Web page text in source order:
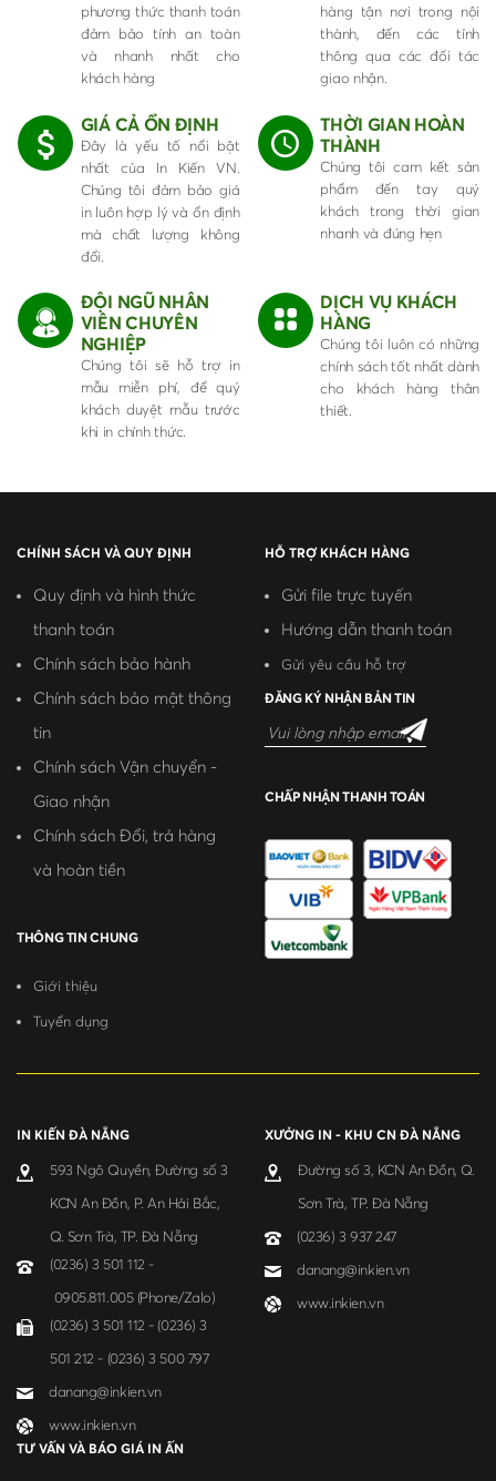
phương thức thanh toán
đảm bảo tính an toàn
và nhanh nhất cho
khách hàng
hàng tận nơi trong nội
thành, đến các tỉnh
thông qua các đối tác
giao nhận.
GIÁ CẢ ỔN ĐỊNH
Đây là yếu tố nổi bật
nhất của In Kiến VN.
Chúng tôi đảm bảo giá
in luôn hợp lý và ổn định
mà chất lượng không
đổi.
THỜI GIAN HOÀN
THÀNH
Chúng tôi cam kết sản
phẩm đến tay quý
khách trong thời gian
nhanh và đúng hẹn
ĐỘI NGŨ NHÂN
VIÊN CHUYÊN
NGHIỆP
Chúng tôi sẽ hỗ trợ in
mẫu miễn phí, để quý
khách duyệt mẫu trước
khi in chính thức.
DỊCH VỤ KHÁCH
HÀNG
Chúng tôi luôn có những
chính sách tốt nhất dành
cho khách hàng thân
thiết.
CHÍNH SÁCH VÀ QUY ĐỊNH
Quy định và hình thức
thanh toán
Chính sách bảo hành
Chính sách bảo mật thông
tin
Chính sách Vận chuyển -
Giao nhận
Chính sách Đổi, trả hàng
và hoàn tiền
THÔNG TIN CHUNG
Giới thiệu
Tuyển dụng
HỖ TRỢ KHÁCH HÀNG
Gửi file trực tuyến
Hướng dẫn thanh toán
Gửi yêu cầu hỗ trợ
ĐĂNG KÝ NHẬN BẢN TIN
CHẤP NHẬN THANH TOÁN
IN KIẾN ĐÀ NẴNG
593 Ngô Quyền, Đường số 3
KCN An Đồn, P. An Hải Bắc,
Q. Sơn Trà, TP. Đà Nẵng
(0236) 3 501 112 -
0905.811.005 (Phone/Zalo)
(0236) 3 501 112 - (0236) 3
501 212 - (0236) 3 500 797
danang@inkien.vn
www.inkien.vn
XƯỞNG IN - KHU CN ĐÀ NẴNG
Đường số 3, KCN An Đồn, Q.
Sơn Trà, TP. Đà Nẵng
(0236) 3 937 247
danang@inkien.vn
www.inkien.vn
TƯ VẤN VÀ BÁO GIÁ IN ẤN